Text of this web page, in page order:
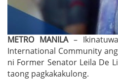
METRO MANILA–
International Community
ni Former Senator Leila De
taong pagkakakulong.